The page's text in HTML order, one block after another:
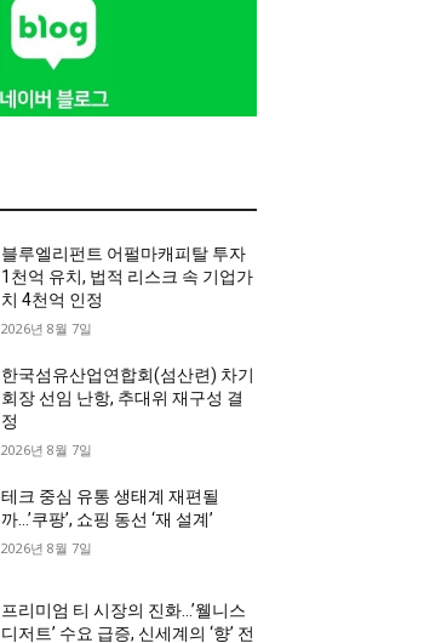
블루엘리펀트 어펄마캐피탈 투자
1천억 유치, 법적 리스크 속 기업가
치 4천억 인정
2026년 8월 7일
한국섬유산업연합회(섬산련) 차기
회장 선임 난항, 추대위 재구성 결
정
2026년 8월 7일
테크 중심 유통 생태계 재편될
까…’쿠팡’, 쇼핑 동선 ‘재 설계’
2026년 8월 7일
프리미엄 티 시장의 진화…’웰니스
디저트’ 수요 급증, 신세계의 ‘향’ 전